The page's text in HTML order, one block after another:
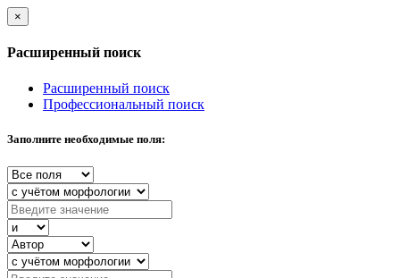
×
Расширенный поиск
Расширенный поиск
Профессиональный поиск
Заполните необходимые поля: